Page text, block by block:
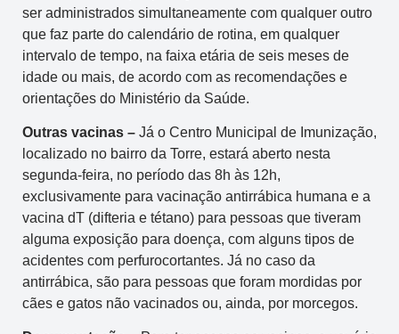
ser administrados simultaneamente com qualquer outro
que faz parte do calendário de rotina, em qualquer
intervalo de tempo, na faixa etária de seis meses de
idade ou mais, de acordo com as recomendações e
orientações do Ministério da Saúde.
Outras vacinas – Já o Centro Municipal de Imunização,
localizado no bairro da Torre, estará aberto nesta
segunda-feira, no período das 8h às 12h,
exclusivamente para vacinação antirrábica humana e a
vacina dT (difteria e tétano) para pessoas que tiveram
alguma exposição para doença, com alguns tipos de
acidentes com perfurocortantes. Já no caso da
antirrábica, são para pessoas que foram mordidas por
cães e gatos não vacinados ou, ainda, por morcegos.